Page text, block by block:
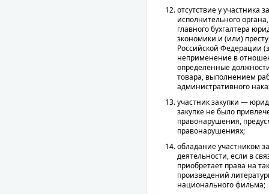
отсутствие у участника
исполнительного
главного бухгалтера
экономики и (или)
Российской Федерации
неприменение в
определенные
товара, выполнением
административного
участник закупки —
закупке не было
правонарушения,
правонарушениях;
обладание участником
деятельности, если в
приобретает права на
произведений
национального фильма;